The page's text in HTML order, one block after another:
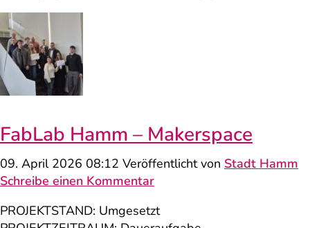
FabLab Hamm – Makerspace
09. April 2026 08:12 Veröffentlicht von Stadt Hamm
Schreibe einen Kommentar
PROJEKTSTAND: Umgesetzt